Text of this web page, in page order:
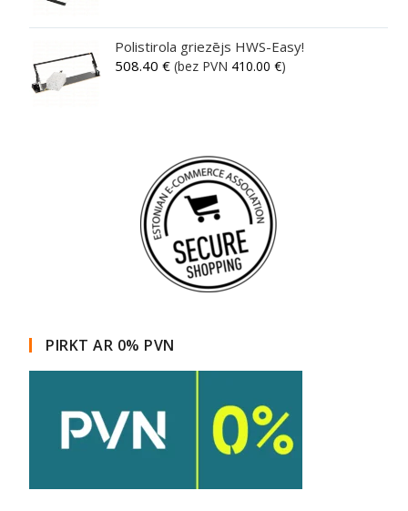
Polistirola griezējs HWS-Easy!
508.40€ (bez PVN 410.00€)
PIRKT AR 0% PVN